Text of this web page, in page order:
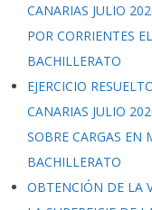
CANARIAS JULIO
POR CORRIENTES
BACHILLERATO
EJERCICIO
CANARIAS JULIO
SOBRE CARGAS EN
BACHILLERATO
OBTENCIÓN DE LA